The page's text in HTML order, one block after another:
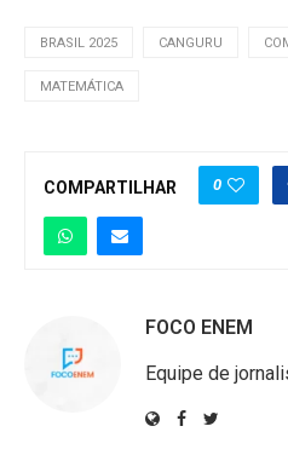
BRASIL 2025 CANGURU
MATEMÁTICA
COMPARTILHAR 0
FOCO ENEM
Equipe de